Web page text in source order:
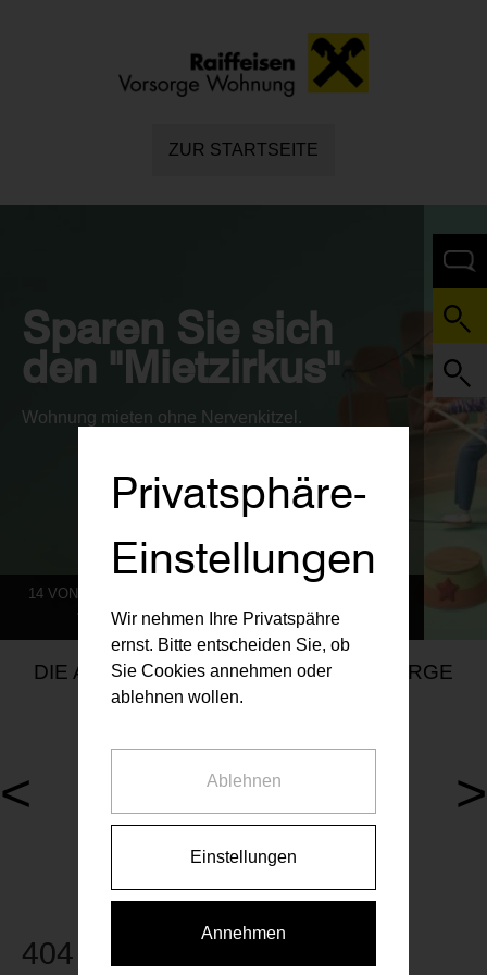
ZUR STARTSEITE
Sparen Sie sich
den "Mietzirkus"
Wohnung mieten ohne Nervenkitzel.
14 VON 786 MIETWOHNUNGEN AKTUELL VERFÜGBAR
ZU UNSEREN AKTUELLEN PROJEKTEN
DIE AKTUELLEN RAIFFEISEN VORSORGE
MIETWOHNUNGEN
< >
Walcherstraße 5, 1020
404 Seite nicht gefunden
Privatsphäre-
Einstellungen
Wir nehmen Ihre Privatspähre
ernst. Bitte entscheiden Sie, ob
Sie Cookies annehmen oder
ablehnen wollen.
Ablehnen
Einstellungen
Annehmen